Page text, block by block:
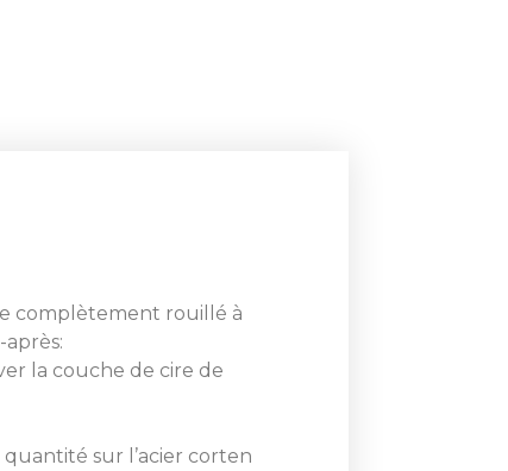
complètement rouillé à
la couche de cire de
sur l’acier corten